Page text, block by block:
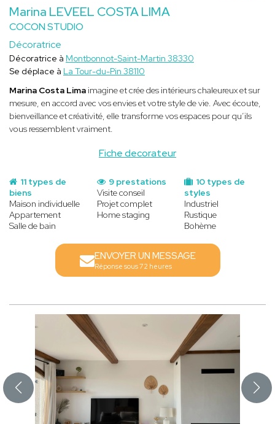
Marina LEVEEL COSTA LIMA
COCON STUDIO
Décoratrice
Fiche decorateur
Décoratrice à Montbonnot-Saint-Martin 38330
Se déplace à La Tour-du-Pin 38110
Marina Costa Limaimagine et crée des intérieurs chaleureux et sur
mesure, en accord avec vos envies et votre style de vie. Avec écoute,
bienveillance et créativité, elle transforme vos espaces pour qu’ils
vous ressemblent vraiment.
11 types de
biens
Maison individuelle
Appartement
Salle de bain
10 types de
styles
Industriel
Rustique
Bohème
9 prestations
Visite conseil
Projet complet
Home staging
ENVOYER UN MESSAGE
Réponse sous 72 heures